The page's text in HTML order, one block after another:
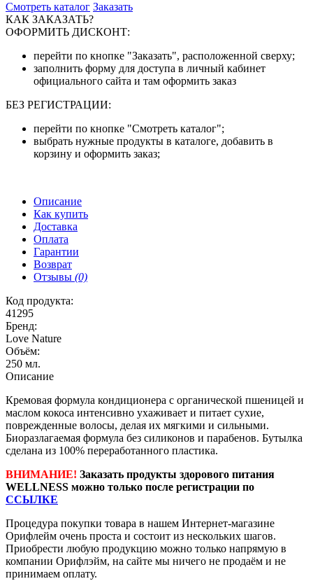
Смотреть каталог Заказать
КАК ЗАКАЗАТЬ?
ОФОРМИТЬ ДИСКОНТ:
перейти по кнопке "Заказать", расположенной сверху;
заполнить форму для доступа в личный кабинет
официального сайта и там оформить заказ
БЕЗ РЕГИСТРАЦИИ:
перейти по кнопке "Смотреть каталог";
выбрать нужные продукты в каталоге, добавить в
корзину и оформить заказ;
Описание
Как купить
Доставка
Оплата
Гарантии
Возврат
Отзывы (0)
Код продукта:
41295
Бренд:
Love Nature
Объём:
250 мл.
Описание
Кремовая формула кондиционера с органической пшеницей и
маслом кокоса интенсивно ухаживает и питает сухие,
поврежденные волосы, делая их мягкими и сильными.
Биоразлагаемая формула без силиконов и парабенов. Бутылка
сделана из 100% переработанного пластика.
ВНИМАНИЕ! Заказать продукты здорового питания
WELLNESS можно только после регистрации по
ССЫЛКЕ
Процедура покупки товара в нашем Интернет-магазине
Орифлейм очень проста и состоит из нескольких шагов.
Приобрести любую продукцию можно только напрямую в
компании Орифлэйм, на сайте мы ничего не продаём и не
принимаем оплату.